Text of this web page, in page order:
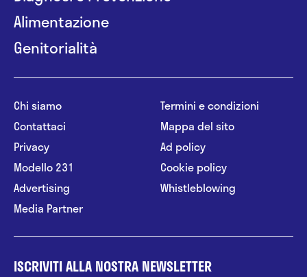
Alimentazione
Genitorialità
Chi siamo
Contattaci
Privacy
Modello 231
Advertising
Media Partner
Termini e condizioni
Mappa del sito
Ad policy
Cookie policy
Whistleblowing
ISCRIVITI ALLA NOSTRA NEWSLETTER